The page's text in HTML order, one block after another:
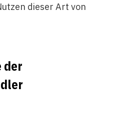
dieser Art von
der